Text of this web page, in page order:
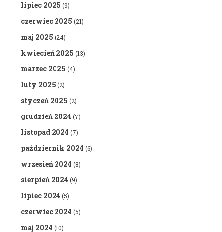
lipiec 2025 (9)
czerwiec 2025 (21)
maj 2025 (24)
kwiecień 2025 (13)
marzec 2025 (4)
luty 2025 (2)
styczeń 2025 (2)
grudzień 2024 (7)
listopad 2024 (7)
październik 2024 (6)
wrzesień 2024 (8)
sierpień 2024 (9)
lipiec 2024 (5)
czerwiec 2024 (5)
maj 2024 (10)